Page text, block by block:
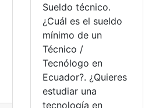
Sueldo técnico.
¿Cuál es el sueldo
mínimo de un
Técnico /
Tecnólogo en
Ecuador?. ¿Quieres
estudiar una
tecnología en